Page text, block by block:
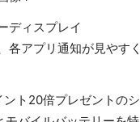
ディスプレイ
各アプリ通知が見やす